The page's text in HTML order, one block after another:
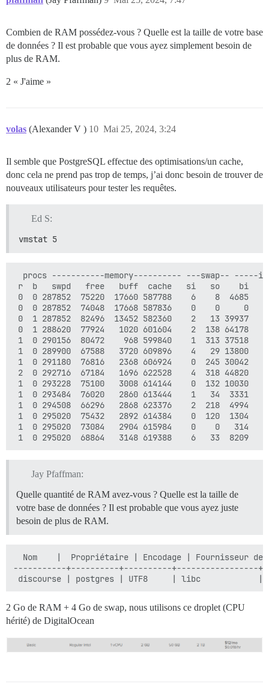
Combien de RAM possédez-vous ? Quelle est la taille de votre base
de données ? Il est probable que vous ayez simplement besoin de
plus de RAM.
2 « J'aime »
volas (Alexander V ) Mai 25, 2024, 3:24
10
Il semble que PostgreSQL effectue des optimisations/un cache,
donc cela ne prend pas trop de temps, j’ai donc besoin de trouver de
nouveaux utilisateurs pour tester les requêtes.
Ed S:
vmstat 5
procs -----------memory---------- ---swap-- -----
r  b   swpd   free   buff  cache   si   so    bi
0  0 287852  75220  17660 587788    6    8  4685
0  0 287852  74048  17668 587836    0    0     0
0  1 287852  82496  13452 582360    2   13 39937
0  1 288620  77924   1020 601604    2  138 64178
1  0 290156  80472    968 599840    1  313 37518
1  0 289900  67588   3720 609896    4   29 13800
1  0 291180  76816   2368 606924    0  245 30042
2  0 292716  67184   1696 622528    4  318 44820
1  0 293228  75100   3008 614144    0  132 10030
1  0 293484  76020   2860 613444    1   34  3331
1  0 294508  66296   2868 623376    2  218  4994
1  0 295020  75432   2892 614384    0  120  1304
1  0 295020  73084   2904 615984    0    0   314
Jay Pfaffman:
Quelle quantité de RAM avez-vous ? Quelle est la taille de
votre base de données ? Il est probable que vous ayez juste
besoin de plus de RAM.
Nom    |  Propriétaire | Encodage | Fournisseur
-----------+----------+----------+-----------------
2 Go de RAM + 4 Go de swap, nous utilisons ce droplet (CPU
hérité) de DigitalOcean